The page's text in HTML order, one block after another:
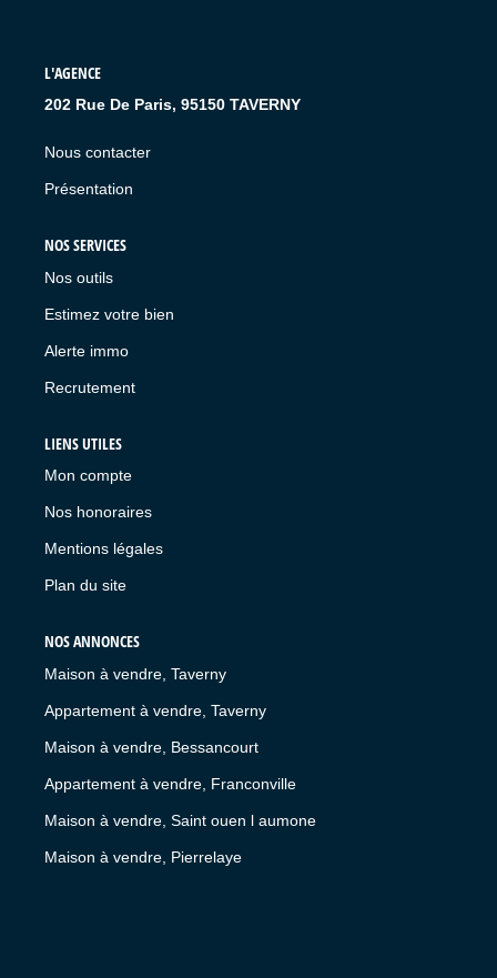
L'AGENCE
202 Rue De Paris, 95150 TAVERNY
Nous contacter
Présentation
NOS SERVICES
Nos outils
Estimez votre bien
Alerte immo
Recrutement
LIENS UTILES
Mon compte
Nos honoraires
Mentions légales
Plan du site
NOS ANNONCES
Maison à vendre, Taverny
Appartement à vendre, Taverny
Maison à vendre, Bessancourt
Appartement à vendre, Franconville
Maison à vendre, Saint ouen l aumone
Maison à vendre, Pierrelaye